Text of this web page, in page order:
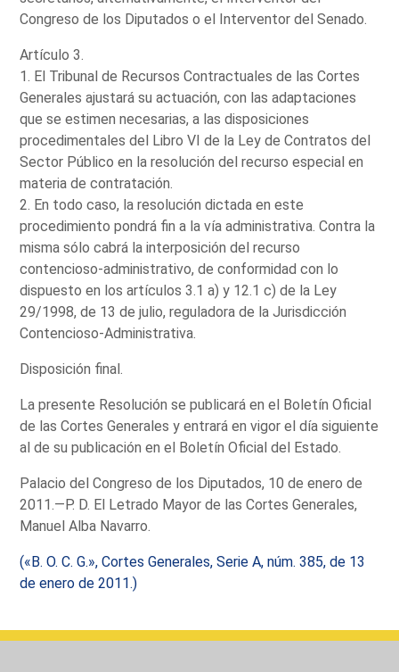
Congreso de los Diputados o el Interventor del Senado.
Artículo 3.
1. El Tribunal de Recursos Contractuales de las Cortes
Generales ajustará su actuación, con las adaptaciones
que se estimen necesarias, a las disposiciones
procedimentales del Libro VI de la Ley de Contratos del
Sector Público en la resolución del recurso especial en
materia de contratación.
2. En todo caso, la resolución dictada en este
procedimiento pondrá fin a la vía administrativa. Contra la
misma sólo cabrá la interposición del recurso
contencioso-administrativo, de conformidad con lo
dispuesto en los artículos 3.1 a) y 12.1 c) de la Ley
29/1998, de 13 de julio, reguladora de la Jurisdicción
Contencioso-Administrativa.
Disposición final.
La presente Resolución se publicará en el Boletín Oficial
de las Cortes Generales y entrará en vigor el día siguiente
al de su publicación en el Boletín Oficial del Estado.
Palacio del Congreso de los Diputados, 10 de enero de
2011.—P. D. El Letrado Mayor de las Cortes Generales,
Manuel Alba Navarro.
(«B. O. C. G.», Cortes Generales, Serie A, núm. 385, de 13
de enero de 2011.)